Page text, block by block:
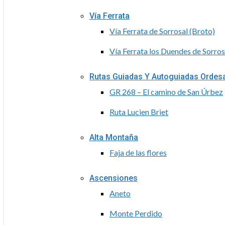
Vía Ferrata
Vía Ferrata de Sorrosal (Broto)
Vía Ferrata los Duendes de
Rutas Guiadas Y Autoguiadas
GR 268 – El camino de San Úrbez
Ruta Lucien Briet
Alta Montaña
Faja de las flores
Ascensiones
Aneto
Monte Perdido